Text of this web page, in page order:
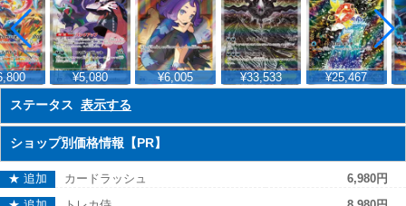
¥5,080 ¥6,005 ¥33,533 ¥25,467
ステータス 表示する
ショップ別価格情報【PR】
★ 追加 カードラッシュ
6,980円